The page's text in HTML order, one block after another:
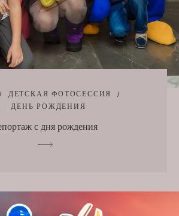
ДЕТСКАЯ ФОТОСЕССИЯ
ДЕНЬ РОЖДЕНИЯ
с дня рождения